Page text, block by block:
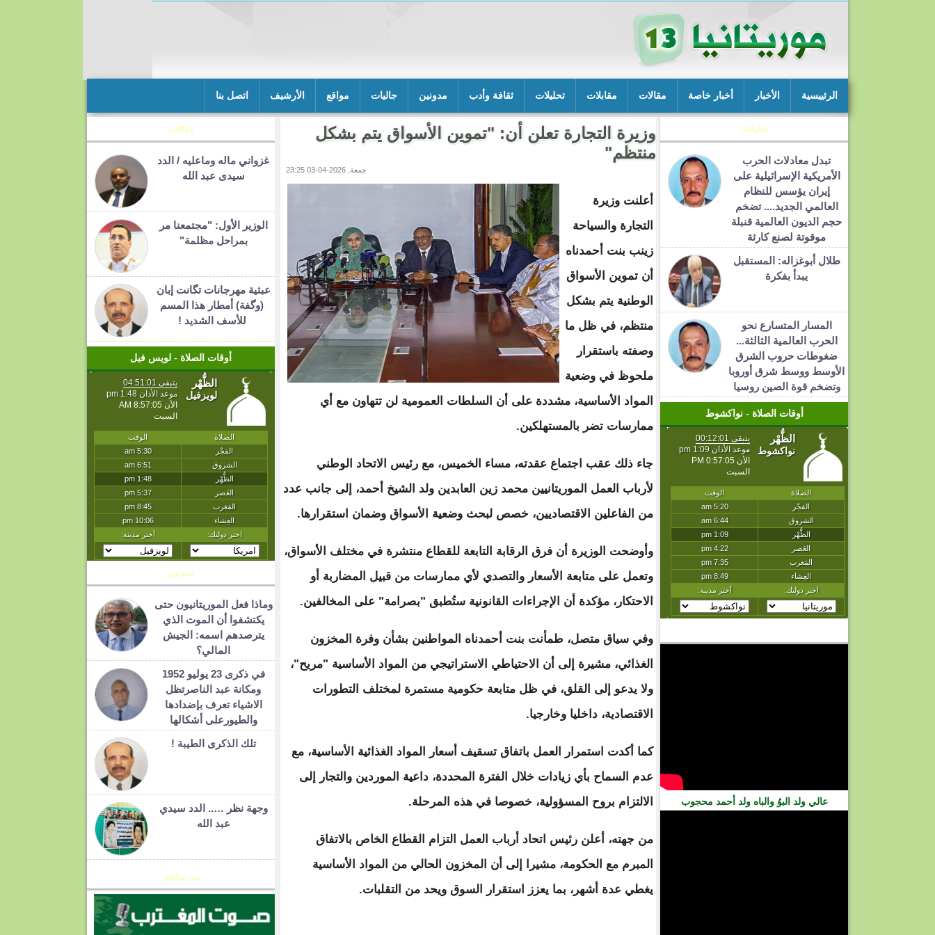
الرئييسية الأخبار أخبار خاصة مقالات مقابلات تحليلات ثقافة وأدب مدونين جاليات مواقع الأرشيف اتصل بنا
تحليلات
تبدل معادلات الحرب
الأمريكية الإسرائيلية على
إيران يؤسس للنظام
العالمي الجديد.... تضخم
حجم الديون العالمية قنبلة
موقوتة لصنع كارثة
طلال أبوغزاله: المستقبل
يبدأ بفكرة
المسار المتسارع نحو
الحرب العالمية الثالثة...
ضغوطات حروب الشرق
الأوسط ووسط شرق أوروبا
وتضخم قوة الصين روسيا
أوقات الصلاة - نواكشوط
عالي ولد البوُ والباه ولد أحمد محجوب
وزيرة التجارة تعلن أن: "تموين الأسواق يتم بشكل
منتظم"
جمعة, 2026-04-03 23:25
أعلنت وزيرة
التجارة والسياحة
زينب بنت أحمدناه
أن تموين الأسواق
الوطنية يتم بشكل
منتظم، في ظل ما
وصفته باستقرار
ملحوظ في وضعية
المواد الأساسية، مشددة على أن السلطات العمومية لن تتهاون مع أي
ممارسات تضر بالمستهلكين.
جاء ذلك عقب اجتماع عقدته، مساء الخميس، مع رئيس الاتحاد الوطني
لأرباب العمل الموريتانيين محمد زين العابدين ولد الشيخ أحمد، إلى جانب عدد
من الفاعلين الاقتصاديين، خصص لبحث وضعية الأسواق وضمان استقرارها.
وأوضحت الوزيرة أن فرق الرقابة التابعة للقطاع منتشرة في مختلف الأسواق،
وتعمل على متابعة الأسعار والتصدي لأي ممارسات من قبيل المضاربة أو
الاحتكار، مؤكدة أن الإجراءات القانونية ستُطبق "بصرامة" على المخالفين.
وفي سياق متصل، طمأنت بنت أحمدناه المواطنين بشأن وفرة المخزون
الغذائي، مشيرة إلى أن الاحتياطي الاستراتيجي من المواد الأساسية "مريح"،
ولا يدعو إلى القلق، في ظل متابعة حكومية مستمرة لمختلف التطورات
الاقتصادية، داخليا وخارجيا.
كما أكدت استمرار العمل باتفاق تسقيف أسعار المواد الغذائية الأساسية، مع
عدم السماح بأي زيادات خلال الفترة المحددة، داعية الموردين والتجار إلى
الالتزام بروح المسؤولية، خصوصا في هذه المرحلة.
من جهته، أعلن رئيس اتحاد أرباب العمل التزام القطاع الخاص بالاتفاق
المبرم مع الحكومة، مشيرا إلى أن المخزون الحالي من المواد الأساسية
يغطي عدة أشهر، بما يعزز استقرار السوق ويحد من التقلبات.
مقالات
غزواني ماله وماعليه / الدد
سيدى عبد الله
الوزير الأول: "مجتمعنا مر
بمراحل مظلمة"
عبثية مهرجانات تگانت إبان
(وگفة) أمطار هذا المسم
للأسف الشديد !
أوقات الصلاة - لويس فيل
مدونين
وماذا فعل الموريتانيون حتى
يكتشفوا أن الموت الذي
يترصدهم اسمه: الجيش
المالي؟
في ذكرى 23 يوليو 1952
ومكانة عبد الناصرتظل
الاشياء تعرف بإضدادها
والطيورعلى أشكالها
تلك الذكرى الطيبة !
وجهة نظر ….. الدد سيدي
عبد الله
بث مباشر